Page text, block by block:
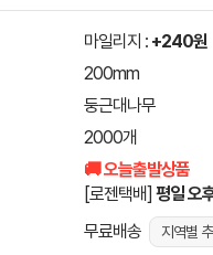
마일리지 : +240원
200mm
둥근대나무
2000개
🚚 오늘출발상품
[로젠택배] 평일 오
무료배송 지역별